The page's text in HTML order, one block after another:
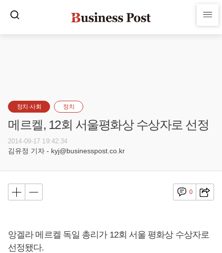
정치·사회 정치
메르켈, 12회 서울평화상 수상자로 선정
2014-09-17 19:42:34
김유정 기자 - kyj@businesspost.co.kr
0
앙겔라 메르켈 독일 총리가 12회 서울 평화상 수상자로
선정됐다.